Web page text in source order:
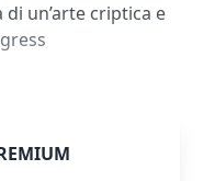
un’arte criptica e